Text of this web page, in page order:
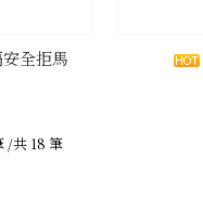
全拒馬
/共 18 筆